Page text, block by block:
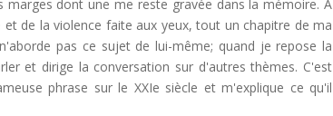
dont une me reste gravée dans la mémoire. A
de la violence faite aux yeux, tout un chapitre de ma
pas ce sujet de lui-même; quand je repose la
et dirige la conversation sur d'autres thèmes. C'est
phrase sur le XXIe siècle et m'explique ce qu'il